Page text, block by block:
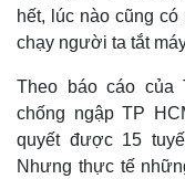
hết, lúc nào cũng
chạy người ta tắt
Theo báo cáo của
chống ngập TP
quyết được 15
Nhưng thực tế